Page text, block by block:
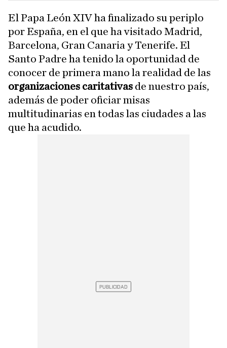
El Papa León XIV ha finalizado su periplo
por España, en el que ha visitado Madrid,
Barcelona, Gran Canaria y Tenerife. El
Santo Padre ha tenido la oportunidad de
conocer de primera mano la realidad de las
organizaciones caritativas de nuestro país,
además de poder oficiar misas
multitudinarias en todas las ciudades a las
que ha acudido.